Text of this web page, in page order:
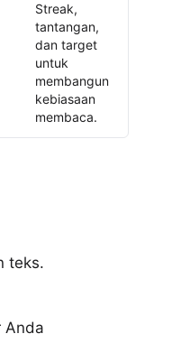
Streak,
tantangan,
dan target
untuk
membangun
kebiasaan
membaca.
teks.
Anda